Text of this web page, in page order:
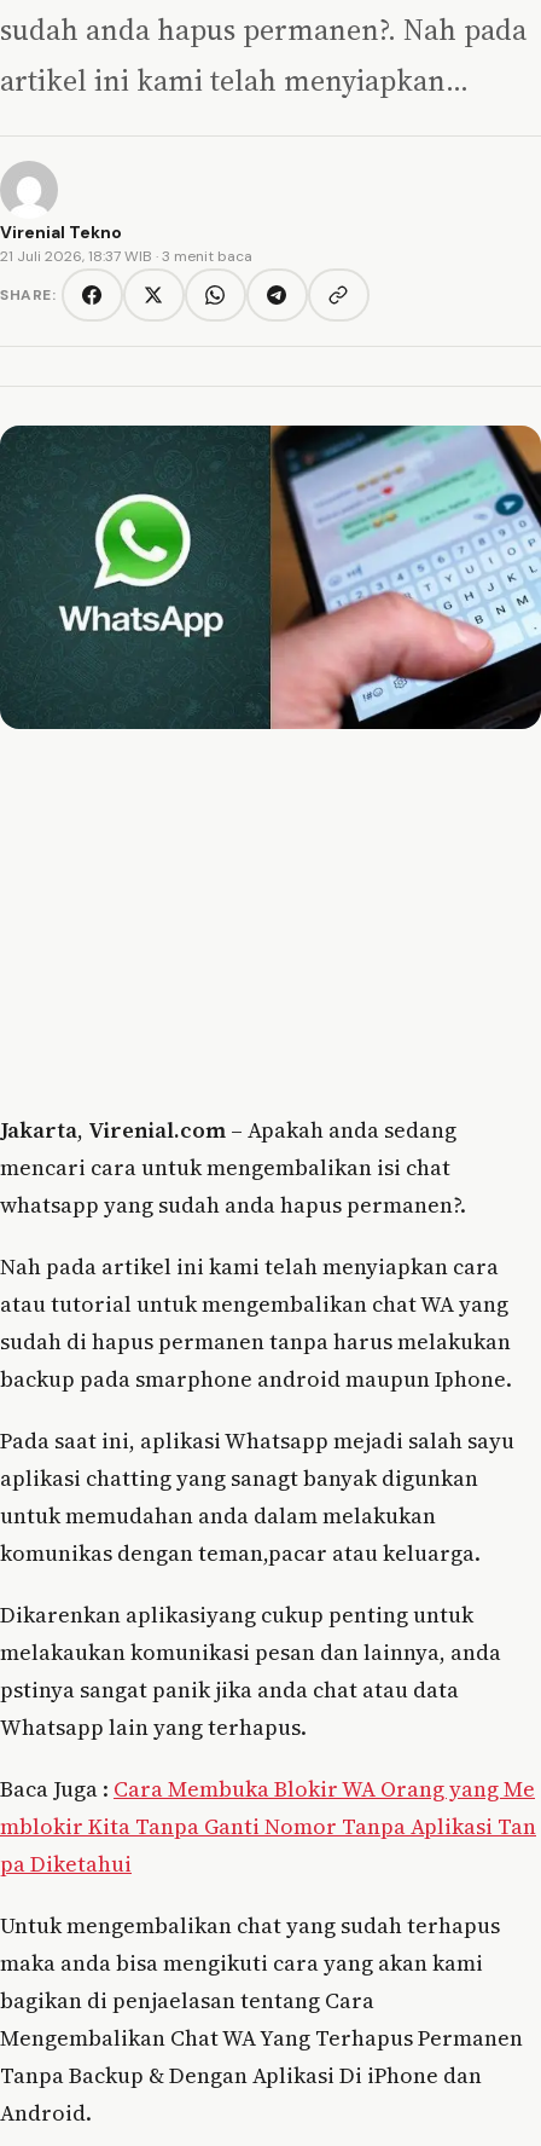
sudah anda hapus permanen?. Nah pada
artikel ini kami telah menyiapkan…
Virenial Tekno
21 Juli 2026, 18:37 WIB · 3 menit baca
SHARE:
FacebookTwitter/XWhatsAppTelegramCopy link
Jakarta, Virenial.com – Apakah anda sedang
mencari cara untuk mengembalikan isi chat
whatsapp yang sudah anda hapus permanen?.
Nah pada artikel ini kami telah menyiapkan cara
atau tutorial untuk mengembalikan chat WA yang
sudah di hapus permanen tanpa harus melakukan
backup pada smarphone android maupun Iphone.
Pada saat ini, aplikasi Whatsapp mejadi salah sayu
aplikasi chatting yang sanagt banyak digunkan
untuk memudahan anda dalam melakukan
komunikas dengan teman,pacar atau keluarga.
Dikarenkan aplikasiyang cukup penting untuk
melakaukan komunikasi pesan dan lainnya, anda
pstinya sangat panik jika anda chat atau data
Whatsapp lain yang terhapus.
Baca Juga : Cara Membuka Blokir WA Orang yang Me
mblokir Kita Tanpa Ganti Nomor Tanpa Aplikasi Tan
pa Diketahui
Untuk mengembalikan chat yang sudah terhapus
maka anda bisa mengikuti cara yang akan kami
bagikan di penjaelasan tentang Cara
Mengembalikan Chat WA Yang Terhapus Permanen
Tanpa Backup & Dengan Aplikasi Di iPhone dan
Android.